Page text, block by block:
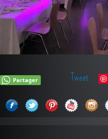
Partager Tweet